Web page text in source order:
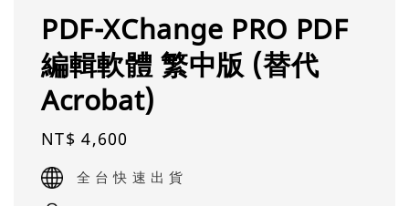
PDF-XChange PRO PDF
編輯軟體 繁中版 (替代
Acrobat)
Regular
price
NT$ 4,600
全 台 快 速 出 貨